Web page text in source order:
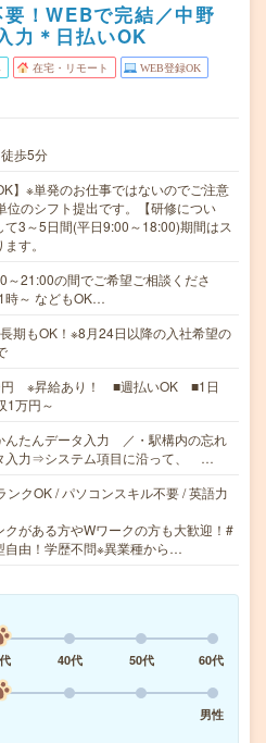
要！WEBで完結／中野
力＊日払いOK
在宅・リモート WEB登録OK
歩5分
】※単発のお仕事ではないのでご注意
位のシフト提出です。【研修につい
3～5日間(平日9:00～18:00)期間はス
す。
～21:00の間でご希望ご相談くださ
時～ などもOK…
期もOK！※8月24日以降の入社希望の
円 ※昇給あり！ ■週払いOK ■1日
1万円～
たんデータ入力 ／・駅構内の忘れ
入力⇒システム項目に沿って、 …
ンクOK / パソコンスキル不要 / 英語力
がある方やWワークの方も大歓迎！#
自由！学歴不問※異業種から…
40代 50代
60代
男性